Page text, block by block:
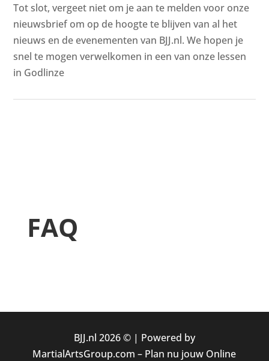
Tot slot, vergeet niet om je aan te melden voor onze
nieuwsbrief om op de hoogte te blijven van al het
nieuws en de evenementen van BJJ.nl. We hopen je
snel te mogen verwelkomen in een van onze lessen
in Godlinze
FAQ
BJJ.nl 2026 © | Powered by
MartialArtsGroup.com – Plan nu jouw Online